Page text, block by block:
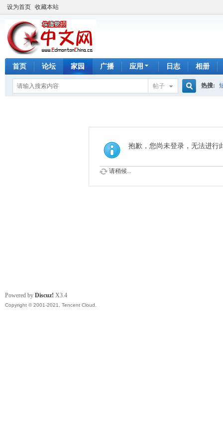
设为首页 收藏本站
首页 论坛 家园 广播 应用 日志 相册
帖子
索
热搜:
抱歉，您尚未登录，无法进行
请稍候...
Powered by Discuz! X3.4
Copyright © 2001-2021, Tencent Cloud.